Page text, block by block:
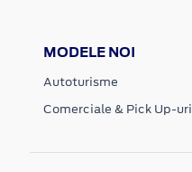
MODELE NOI
Autoturisme
Comerciale & Pick Up-uri